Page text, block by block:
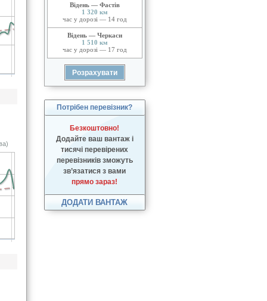
Відень — Фастів
1 320 км
час у дорозі — 14 год
Відень — Черкаси
1 510 км
час у дорозі — 17 год
Потрібен перевізник?
Безкоштовно!
Додайте ваш вантаж і
тисячі перевірених
перевізників зможуть
зв’язатися з вами
прямо зараз!
ДОДАТИ ВАНТАЖ